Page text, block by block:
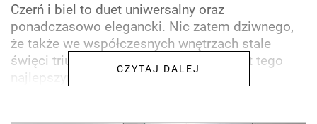
Czerń i biel to duet uniwersalny oraz
ponadczasowo elegancki. Nic zatem dziwnego,
że także we współczesnych wnętrzach stale
święci triumfy. Czarno-biała łazienka jest tego
najlepszym przykładem! W...
CZYTAJ DALEJ